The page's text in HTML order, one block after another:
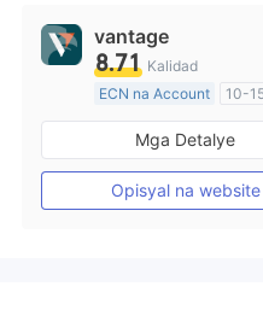
vantage
8.71 Kalidad
ECN na Account
10-
Kinokontrol sa Australia
Paggawa ng Market
Pangunahing label na
Mga Detalye
Opisyal na website